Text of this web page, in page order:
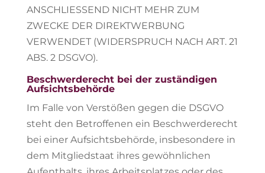
ANSCHLIESSEND NICHT MEHR ZUM
ZWECKE DER DIREKTWERBUNG
VERWENDET (WIDERSPRUCH NACH ART. 21
ABS. 2 DSGVO).
Beschwerde­recht bei der zuständigen
Aufsichts­behörde
Im Falle von Verstößen gegen die DSGVO
steht den Betroffenen ein Beschwerderecht
bei einer Aufsichtsbehörde, insbesondere in
dem Mitgliedstaat ihres gewöhnlichen